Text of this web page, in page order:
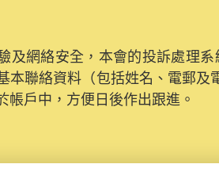
及網絡安全，本會的投訴處理
本聯絡資料（包括姓名、電郵
帳戶中，方便日後作出跟進。